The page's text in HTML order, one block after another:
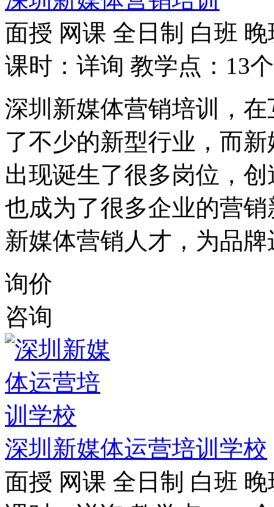
面授 网课 全日制 白班 晚
课时：详询 教学点：13个
深圳新媒体营销培训，
了不少的新型行业，而
出现诞生了很多岗位，
也成为了很多企业的营
新媒体营销人才，为品
询价
咨询
深圳新媒体运营培训学校
面授 网课 全日制 白班 晚